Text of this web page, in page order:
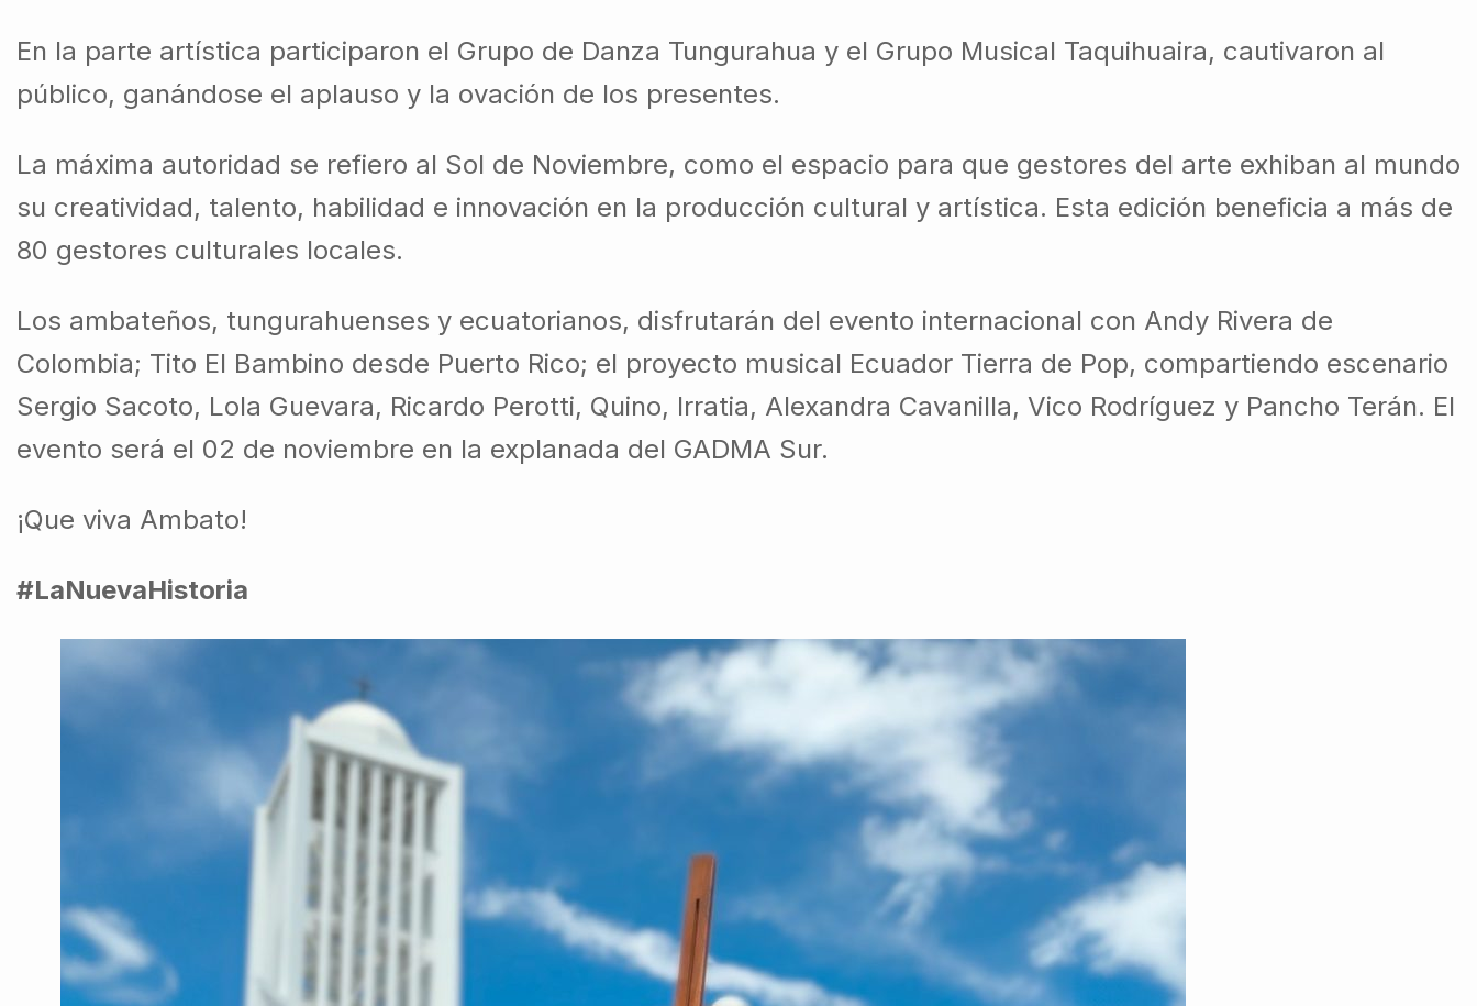
En la parte artística participaron el Grupo de Danza Tungurahua y el Grupo Musical Taquihuaira, cautivaron al
público, ganándose el aplauso y la ovación de los presentes.
La máxima autoridad se refiero al Sol de Noviembre, como el espacio para que gestores del arte exhiban al mundo
su creatividad, talento, habilidad e innovación en la producción cultural y artística. Esta edición beneficia a más de
80 gestores culturales locales.
Los ambateños, tungurahuenses y ecuatorianos, disfrutarán del evento internacional con Andy Rivera de
Colombia; Tito El Bambino desde Puerto Rico; el proyecto musical Ecuador Tierra de Pop, compartiendo escenario
Sergio Sacoto, Lola Guevara, Ricardo Perotti, Quino, Irratia, Alexandra Cavanilla, Vico Rodríguez y Pancho Terán. El
evento será el 02 de noviembre en la explanada del GADMA Sur.
¡Que viva Ambato!
#LaNuevaHistoria